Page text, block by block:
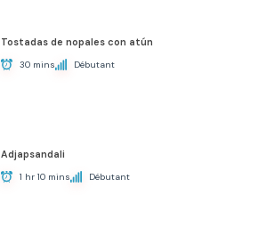
Tostadas de nopales con atún
30 mins Débutant
Adjapsandali
1 hr 10 mins Débutant